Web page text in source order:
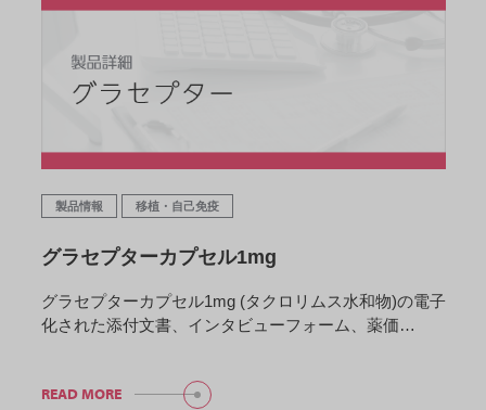
製品情報 移植・自己免疫
グラセプターカプセル1mg
グラセプターカプセル1mg (タクロリムス水和物)の電子
化された添付文書、インタビューフォーム、薬価…
READ MORE